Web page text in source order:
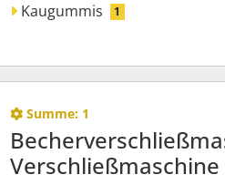
Kaugummis 1
Summe: 1
Verschließmaschine